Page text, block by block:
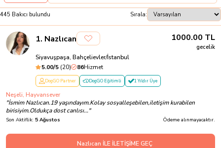
445 Bakıcı bulundu Sırala:
1. Nazlıcan 1000.00 TL
gecelik
Siyavuşpaşa, Bahçelievler/İstanbul
5.00/5 (20) 86Hizmet
DogGO Partner DogGO Eğitimli 1 Yıldır Üye
Neşeli, Hayvansever
"İsmim Nazlıcan.19 yaşındayım.Kolay sosyalleşebilen,iletişim kurabilen
birisiyim.Oldukça dost canlısı..."
Son Aktiflik: 5 Ağustos Ödeme alınmayacaktır.
Nazlıcan İLE İLETİŞİME GEÇ